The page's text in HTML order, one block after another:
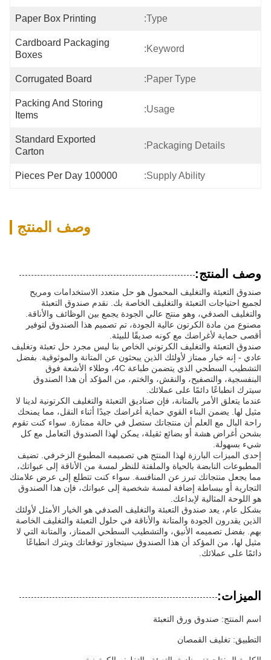
Type:
Paper Box Printing
Keyword:
Cardboard Packaging
Boxes
Paper Type:
Corrugated Board
Usage:
Packing And Storing
Items
Packaging Details:
Standard Exported
Carton
Supply Ability:
100000 Pieces Per Day
وصف المنتج
وصف المنتج:
صندوق التعبئة والتغليف المحمول هو حل متعدد الاستخدامات ومريح
لجميع احتياجات التعبئة والتغليف الخاصة بك. نقدم صندوق التعبئة
والتغليف الصدفي، وهو منتج عالي الجودة يجمع بين الوظائف والأناقة.
مصنوع من مادة الكرتون عالية الجودة، تم تصميم هذا الصندوق لتوفير
أقصى حماية لأغراضك مع كونه صديقًا للبيئة.
صندوق التعبئة والتغليف الكرتوني الخاص بنا ليس مجرد حل تعبئة وتغليف
عادي - إنه خيار ممتاز لأولئك الذين يبحثون عن المتانة والموثوقية. بفضل
التشطيب السطحي الذي يتضمن طباعة 4C، وطلاء الأشعة فوق
البنفسجية، والتصفيح، والنقش، والختم، من المؤكد أن هذا الصندوق
سيترك انطباعًا دائمًا على عملائك.
عندما يتعلق الأمر بالمتانة، فإن صناديق التعبئة والتغليف الكرتونية لدينا لا
مثيل لها. يضمن البناء القوي حماية أغراضك جيدًا أثناء النقل، مما يمنحك
راحة البال مع العلم أن منتجاتك ستصل في حالة ممتازة. سواء كنت تقوم
بشحن أغراض هشة أو بضائع ثقيلة، يمكن لهذا الصندوق التعامل مع كل
شيء بسهولة.
إحدى الميزات البارزة لهذا المنتج هي تصميمه المطبوع الزخرفي. تضيف
المطبوعات النابضة بالحياة والملفتة للنظر لمسة من الأناقة إلى عبواتك،
مما يجعل منتجاتك تبرز عن المنافسة. سواء كنت تتطلع إلى عرض علامتك
التجارية أو ببساطة إضافة لمسة شخصية إلى عبواتك، فإن هذا الصندوق
هو اللوحة المثالية لإبداعك.
بشكل عام، يعد صندوق التعبئة والتغليف الصدفي هو الخيار الأمثل لأولئك
الذين يقدرون الجودة والمتانة والأناقة في حلول التعبئة والتغليف الخاصة
بهم. بفضل تصميمه الأنيق، والتشطيب السطحي الممتاز، والمتانة التي لا
مثيل لها، من المؤكد أن هذا الصندوق سيتجاوز توقعاتك ويترك انطباعًا
دائمًا على عملائك.
الميزات:
اسم المنتج: صندوق ورق التعبئة
التطبيق: تغليف القمصان